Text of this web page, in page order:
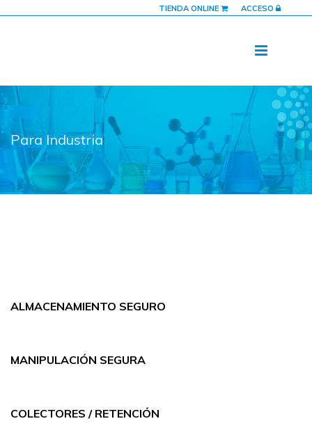
TIENDA ONLINE ACCESO
Para Industria
ALMACENAMIENTO SEGURO
MANIPULACIÓN SEGURA
COLECTORES / RETENCIÓN